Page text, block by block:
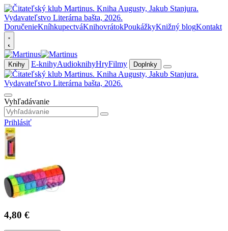
DoručenieKníhkupectváKnihovrátokPoukážkyKnižný blogKontakt
Knihy E-knihyAudioknihyHryFilmy Doplnky
Vyhľadávanie
Prihlásiť
4,80 €